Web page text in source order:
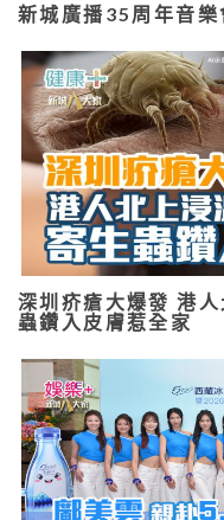
新城廣播35周年音
深圳疥瘡大爆發 港
蟲鑽入皮膚惹全家